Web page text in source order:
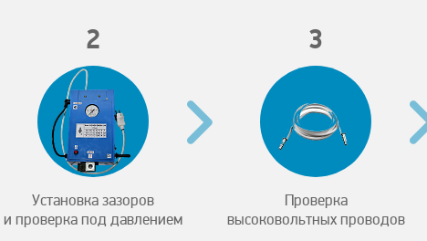
2
Установка зазоров
и проверка под давлением
3
Проверка
высоковольтных проводов